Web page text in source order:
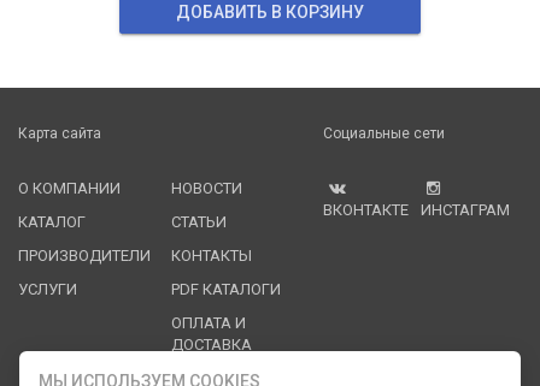
ДОБАВИТЬ В КОРЗИНУ
Карта сайта
О КОМПАНИИ
КАТАЛОГ
ПРОИЗВОДИТЕЛИ
УСЛУГИ
НОВОСТИ
СТАТЬИ
КОНТАКТЫ
PDF КАТАЛОГИ
ОПЛАТА И
ДОСТАВКА
Социальные сети
ВКОНТАКТЕ ИНСТАГРАМ
МЫ ИСПОЛЬЗУЕМ COOKIES